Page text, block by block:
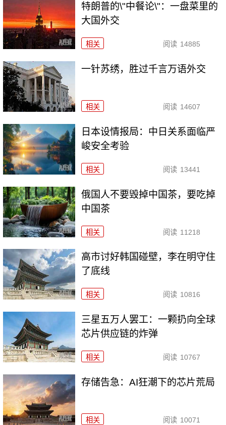
特朗普的\"中餐论\"：一盘菜里的
大国外交
相关 阅读 14885
一针苏绣，胜过千言万语外交
相关 阅读 14607
日本设情报局：中日关系面临严
峻安全考验
相关 阅读 13441
俄国人不要毁掉中国茶，要吃掉
中国茶
相关 阅读 11218
高市讨好韩国碰壁，李在明守住
了底线
相关 阅读 10816
三星五万人罢工：一颗扔向全球
芯片供应链的炸弹
相关 阅读 10767
存储告急：AI狂潮下的芯片荒局
相关 阅读 10071